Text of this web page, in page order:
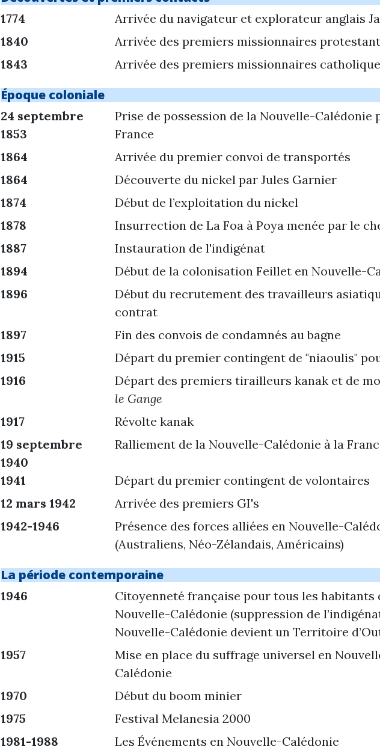
1774
Arrivée du navigateur et explorateur anglais
1840
Arrivée des premiers missionnaires
1843
Arrivée des premiers missionnaires
Époque coloniale
24 septembre
1853
Prise de possession de la Nouvelle-Calédonie
France
1864
Arrivée du premier convoi de transportés
1864
Découverte du nickel par Jules Garnier
1874
Début de l’exploitation du nickel
1878
Insurrection de La Foa à Poya menée par le
1887
Instauration de l'indigénat
1894
Début de la colonisation Feillet en Nouvelle-
1896
Début du recrutement des travailleurs
contrat
1897
Fin des convois de condamnés au bagne
1915
Départ du premier contingent de "niaoulis"
1916
Départ des premiers tirailleurs kanak et de
le Gange
1917
Révolte kanak
19 septembre
1940
Ralliement de la Nouvelle-Calédonie à la
1941
Départ du premier contingent de volontaires
12 mars 1942
Arrivée des premiers GI's
1942-1946
Présence des forces alliées en Nouvelle-
(Australiens, Néo-Zélandais, Américains)
La période contemporaine
1946
Citoyenneté française pour tous les habitants
Nouvelle-Calédonie (suppression de
Nouvelle-Calédonie devient un Territoire
1957
Mise en place du suffrage universel en
Calédonie
1970
Début du boom minier
1975
Festival Melanesia 2000
1981-1988
Les Événements en Nouvelle-Calédonie